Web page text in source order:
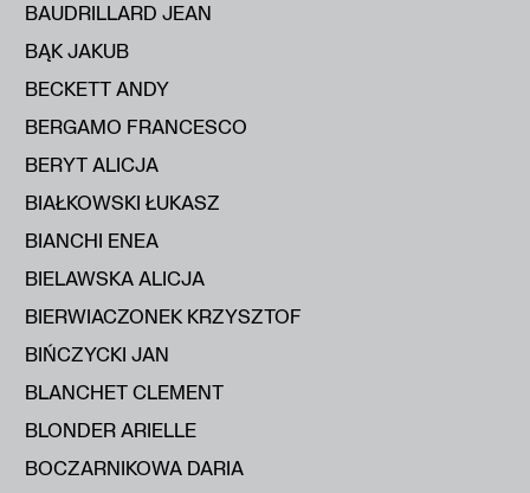
BAUDRILLARD JEAN
BĄK JAKUB
BECKETT ANDY
BERGAMO FRANCESCO
BERYT ALICJA
BIAŁKOWSKI ŁUKASZ
BIANCHI ENEA
BIELAWSKA ALICJA
BIERWIACZONEK KRZYSZTOF
BIŃCZYCKI JAN
BLANCHET CLEMENT
BLONDER ARIELLE
BOCZARNIKOWA DARIA